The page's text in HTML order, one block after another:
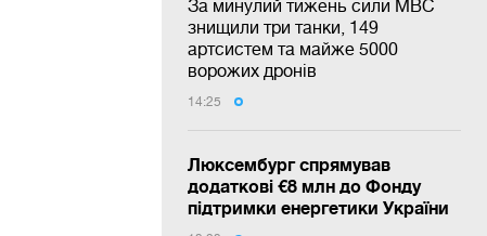
За минулий тижень сили МВС
знищили три танки, 149
артсистем та майже 5000
ворожих дронів
14:25
Люксембург спрямував
додаткові €8 млн до Фонду
підтримки енергетики України